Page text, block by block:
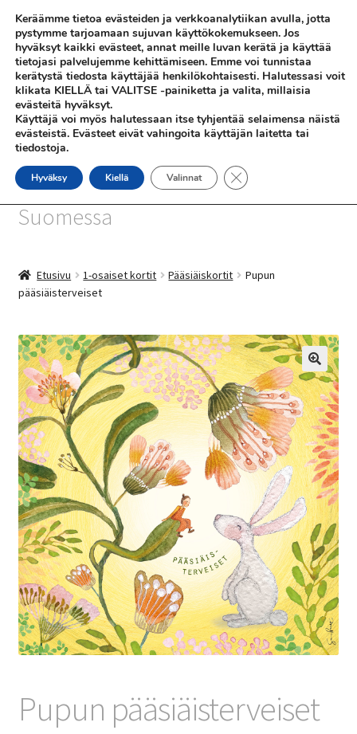
Siirry
navigointiin
Siirry
sisältöön
Valikko
SHOP
INFO
SiniSusan kortit painetaan
Suomessa
Etusivu 1-osaiset kortit Pääsiäiskortit
Pupun
pääsiäisterveiset
🔍
Pupun pääsiäisterveiset
Keräämme tietoa evästeiden ja verkkoanalytiikan avulla, jotta
pystymme tarjoamaan sujuvan käyttökokemukseen. Jos
hyväksyt kaikki evästeet, annat meille luvan kerätä ja käyttää
tietojasi palvelujemme kehittämiseen. Emme voi tunnistaa
kerätystä tiedosta käyttäjää henkilökohtaisesti. Halutessasi voit
klikata KIELLÄ tai VALITSE -painiketta ja valita, millaisia
evästeitä hyväksyt.
Käyttäjä voi myös halutessaan itse tyhjentää selaimensa näistä
evästeistä. Evästeet eivät vahingoita käyttäjän laitetta tai
tiedostoja.
Hyväksy Kiellä Valinnat Sulje evästebanneri